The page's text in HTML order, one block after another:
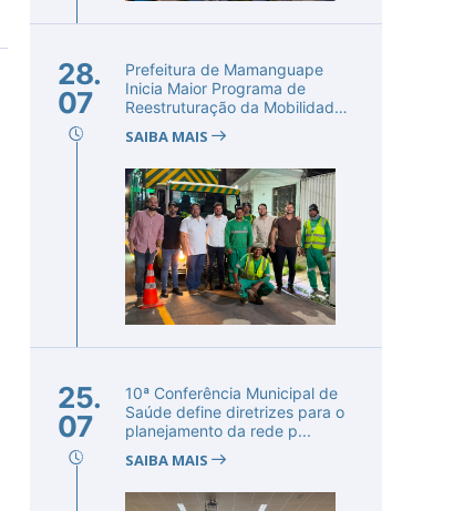
28.
07
Prefeitura de Mamanguape
Inicia Maior Programa de
Reestruturação da Mobilidade
SAIBA MAIS
25.
07
10ª Conferência Municipal de
Saúde define diretrizes para o
planejamento da rede p...
SAIBA MAIS